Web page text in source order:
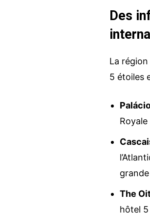
Un
?
Avec une
accompagne
événéments,
Parlons-en !
Des
La
5 étoiles
The
hôtel